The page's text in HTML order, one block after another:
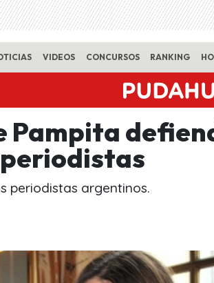
VIDEOS CONCURSOS RANKING
Pampita
periodistas argentinos.